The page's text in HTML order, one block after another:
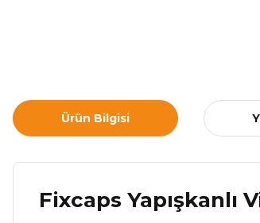
Ürün Bilgisi
Fixcaps Yapışkanlı